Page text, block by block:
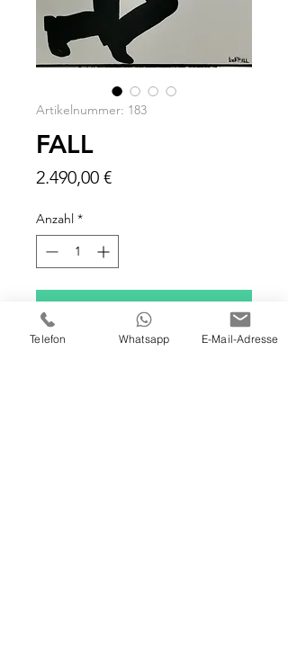
Artikelnummer: 183
FALL
2.490,00 €Preis
Anzahl *
In den Warenkorb
Telefon Whatsapp E-Mail-Adresse